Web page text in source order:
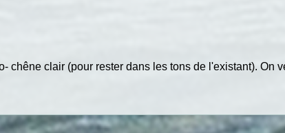
chêne clair (pour rester dans les tons de l'existant). On